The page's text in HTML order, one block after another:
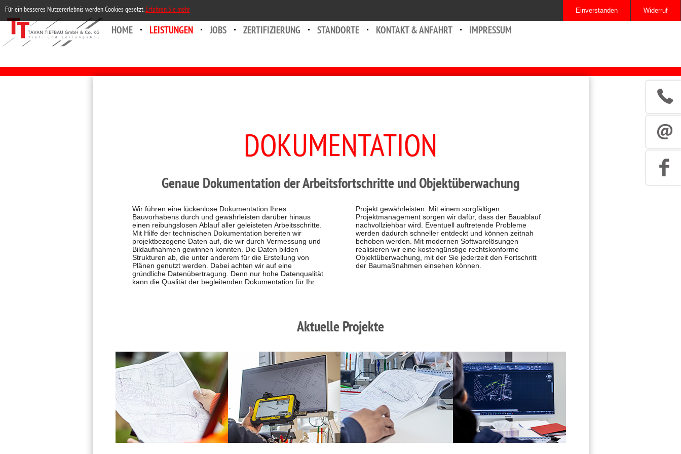
Für ein besseres Nutzererlebnis werden Cookies gesetzt.Erfahren Sie mehr
HOME LEISTUNGEN JOBS ZERTIFIZIERUNG STANDORTE KONTAKT & ANFAHRT IMPRESSUM
DOKUMENTATION
Genaue Dokumentation der Arbeitsfortschritte und Objektüberwachung
Wir führen eine lückenlose Dokumentation Ihres
Bauvorhabens durch und gewährleisten darüber hinaus
einen reibungslosen Ablauf aller geleisteten Arbeitsschritte.
Mit Hilfe der technischen Dokumentation bereiten wir
projektbezogene Daten auf, die wir durch Vermessung und
Bildaufnahmen gewinnen konnten. Die Daten bilden
Strukturen ab, die unter anderem für die Erstellung von
Plänen genutzt werden. Dabei achten wir auf eine
gründliche Datenübertragung. Denn nur hohe Datenqualität
kann die Qualität der begleitenden Dokumentation für Ihr
Projekt gewährleisten. Mit einem sorgfältigen
Projektmanagement sorgen wir dafür, dass der Bauablauf
nachvollziehbar wird. Eventuell auftretende Probleme
werden dadurch schneller entdeckt und können zeitnah
behoben werden. Mit modernen Softwarelösungen
realisieren wir eine kostengünstige rechtskonforme
Objektüberwachung, mit der Sie jederzeit den Fortschritt
der Baumaßnahmen einsehen können.
Aktuelle Projekte